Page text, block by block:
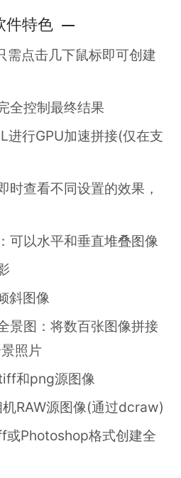
件特色
点击几下鼠标即可创建
控制最终结果
行GPU加速拼接(仅在支
查看不同设置的效果，
以水平和垂直堆叠图像
图像
图：将数百张图像拼接
照片
和png源图像
RAW源图像(通过dcraw)
Photoshop格式创建全